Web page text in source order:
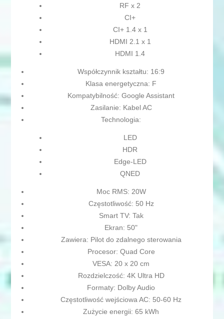
RF x 2
CI+
CI+ 1.4 x 1
HDMI 2.1 x 1
HDMI 1.4
Współczynnik kształtu: 16:9
Klasa energetyczna: F
Kompatybilność: Google Assistant
Zasilanie: Kabel AC
Technologia:
LED
HDR
Edge-LED
QNED
Moc RMS: 20W
Częstotliwość: 50 Hz
Smart TV: Tak
Ekran: 50"
Zawiera: Pilot do zdalnego sterowania
Procesor: Quad Core
VESA: 20 x 20 cm
Rozdzielczość: 4K Ultra HD
Formaty: Dolby Audio
Częstotliwość wejściowa AC: 50-60 Hz
Zużycie energii: 65 kWh